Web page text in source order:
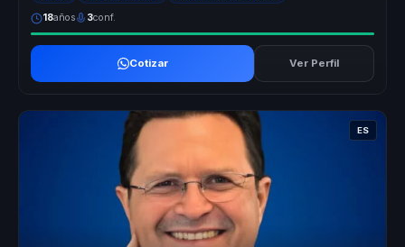
18años 3conf.
Cotizar Ver Perfil
ES